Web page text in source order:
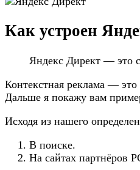
Как устроен
Яндекс Директ — это
Контекстная реклама — это
Дальше я покажу вам
Исходя из нашего
В поиске.
На сайтах партнёров